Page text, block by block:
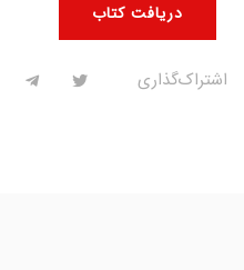
دریافت کتاب
اشتراک‌گذاری